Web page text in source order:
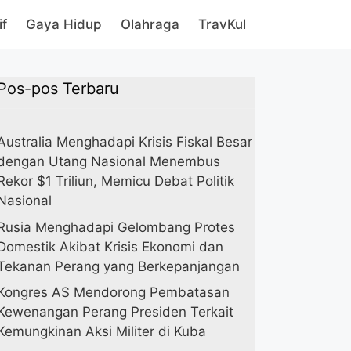
Gaya Hidup Olahraga TravKul
pos Terbaru
Menghadapi Krisis Fiskal Besar
Utang Nasional Menembus
$1 Triliun, Memicu Debat Politik
Menghadapi Gelombang Protes
Akibat Krisis Ekonomi dan
Perang yang Berkepanjangan
AS Mendorong Pembatasan
Perang Presiden Terkait
Aksi Militer di Kuba